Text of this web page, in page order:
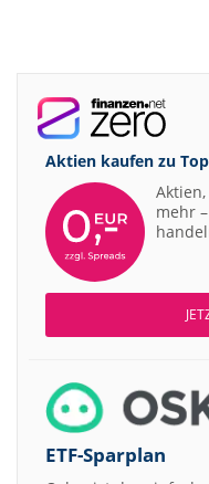
Aktien kaufen zu
mehr
ETF-Sparplan